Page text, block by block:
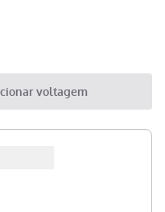
voltagem